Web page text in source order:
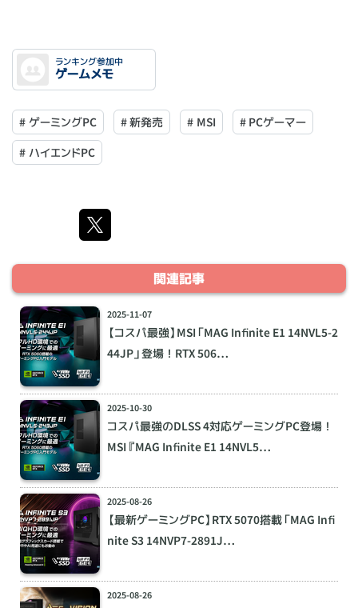
ランキング参加中
ゲームメモ
# ゲーミングPC #新発売 # MSI # PCゲーマー
# ハイエンドPC
関連記事
2025-11-07
【コスパ最強】MSI「MAG Infinite E1 14NVL5-2
44JP」登場！RTX 506…
2025-10-30
コスパ最強のDLSS 4対応ゲーミングPC登場！
MSI『MAG Infinite E1 14NVL5…
2025-08-26
【最新ゲーミングPC】RTX 5070搭載「MAG Infi
nite S3 14NVP7-2891J…
2025-08-26